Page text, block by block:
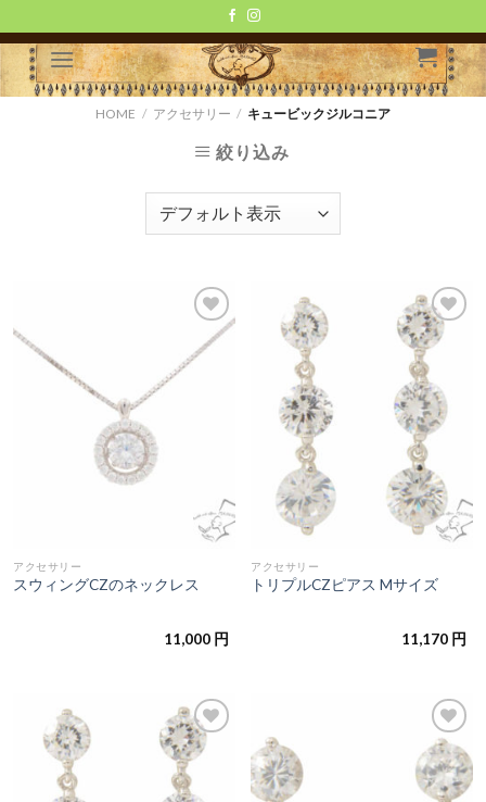
to
content
HOME / アクセサリー / キュービックジルコニア
絞り込み
お気
に入
アクセサリー
スウィングCZのネックレス
11,000 円
お気
アクセサリー
トリプルCZピアス Mサイズ
11,170 円
お気
お気
に入
りに
追加